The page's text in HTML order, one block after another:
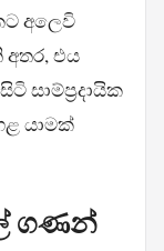
අලෙවි
එය
සාම්ප්‍රදායික
යාමක්
ගණන්